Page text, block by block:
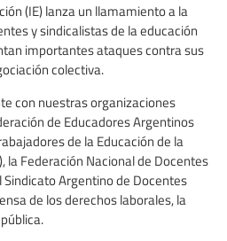
(IE) lanza un llamamiento a la
y sindicalistas de la educación
importantes ataques contra sus
colectiva.
con nuestras organizaciones
de Educadores Argentinos
de la Educación de la
la Federación Nacional de Docentes
Sindicato Argentino de Docentes
de los derechos laborales, la